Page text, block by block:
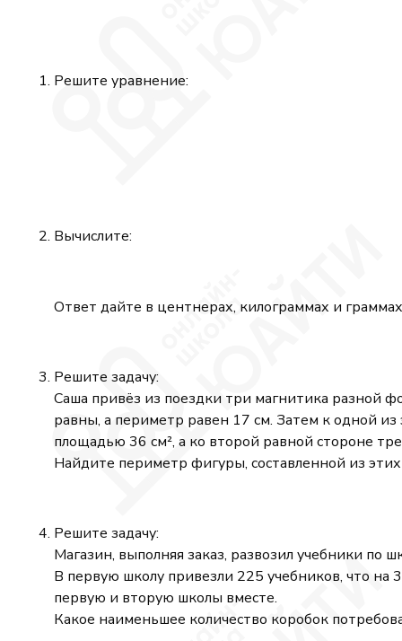
Решите уравнение:
Вычислите:
Ответ дайте в центнерах, килограммах и
Решите задачу:
Саша привёз из поездки три магнитика разной
равны, а периметр равен 17 см. Затем к одной
площадью 36 см², а ко второй равной стороне
Найдите периметр фигуры, составленной из
Решите задачу:
Магазин, выполняя заказ, развозил учебники по
В первую школу привезли 225 учебников, что на
первую и вторую школы вместе.
Какое наименьшее количество коробок